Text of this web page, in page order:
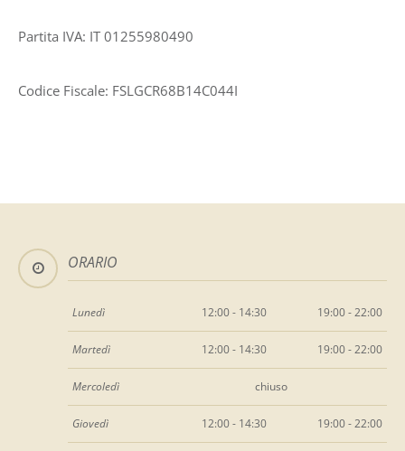
Partita IVA: IT 01255980490
Codice Fiscale: FSLGCR68B14C044I
ORARIO
Lunedì 12:00 - 14:30 19:00 - 22:00
Martedì 12:00 - 14:30 19:00 - 22:00
Mercoledì chiuso
Giovedì 12:00 - 14:30 19:00 - 22:00